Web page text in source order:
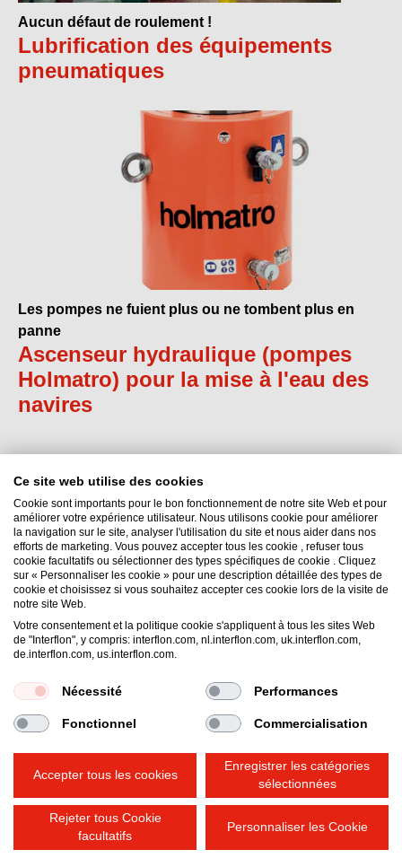
Aucun défaut de roulement !
Lubrification des équipements
pneumatiques
Les pompes ne fuient plus ou ne tombent plus en
panne
Ascenseur hydraulique (pompes
Holmatro) pour la mise à l'eau des
navires
Interflon België NV
Nieuwe Baan 18
9111 Sint-Niklaas (Belsele, Vlaanderen)
Belgique
Email:belgium@interflon.com
Conditions Générales de Vente
Politique de Confidentialité
Mentions Légales
Politique en matière de cookies
Ce site web utilise des cookies
Cookie sont importants pour le bon fonctionnement de notre site Web et pour
améliorer votre expérience utilisateur. Nous utilisons cookie pour améliorer
la navigation sur le site, analyser l'utilisation du site et nous aider dans nos
efforts de marketing. Vous pouvez accepter tous les cookie , refuser tous
cookie facultatifs ou sélectionner des types spécifiques de cookie . Cliquez
sur « Personnaliser les cookie » pour une description détaillée des types de
cookie et choisissez si vous souhaitez accepter ces cookie lors de la visite de
notre site Web.
Votre consentement et la politique cookie s'appliquent à tous les sites Web
de "Interflon", y compris: interflon.com, nl.interflon.com, uk.interflon.com,
de.interflon.com, us.interflon.com.
Nécessité Performances
Fonctionnel Commercialisation
Accepter tous les cookies
Enregistrer les catégories
sélectionnées
Rejeter tous Cookie
facultatifs
Personnaliser les Cookie
Bonjour, comment pouvons-nous vous
aider ?